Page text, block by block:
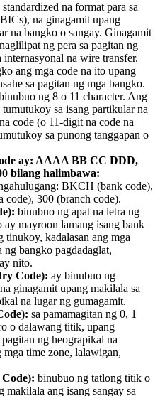
na format para sa
na ginagamit upang
na bangko o sangay. Ginagamit
ng pera sa pagitan ng
na wire transfer.
ang mga code na ito upang
sa pagitan ng mga bangko.
ng 8 o 11 character. Ang
sa isang partikular na
code (o 11-digit na code na
sa punong tanggapan o
ay: AAAA BB CC DDD,
bilang halimbawa:
BKCH (bank code),
code), 300 (branch code).
binubuo ng apat na letra ng
ay mayroon lamang isang bank
tinukoy, kadalasan ang mga
bangko pagdadaglat,
nito.
Code): ay binubuo ng
ginagamit upang makilala sa
na lugar ng gumagamit.
sa pamamagitan ng 0, 1
o dalawang titik, upang
ng heograpikal na
time zone, lalawigan,
binubuo ng tatlong titik o
makilala ang isang sangay sa